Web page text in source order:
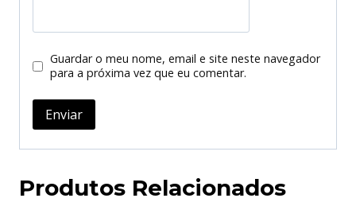
Guardar o meu nome, email e site neste navegador
para a próxima vez que eu comentar.
Produtos Relacionados